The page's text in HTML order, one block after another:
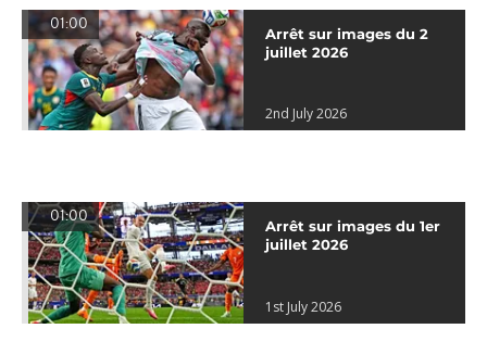
01:00
Arrêt sur images du 2
juillet 2026
2nd July 2026
01:00
Arrêt sur images du 1er
juillet 2026
1st July 2026